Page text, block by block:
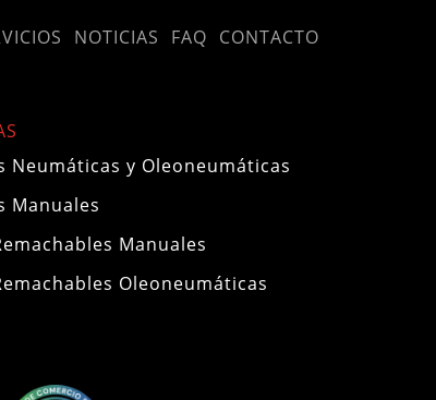
NOTICIAS FAQ CONTACTO
Neumáticas y Oleoneumáticas
Manuales
Manuales
Oleoneumáticas